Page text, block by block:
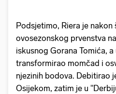
Podsjetimo, Riera je nakon
ovosezonskog prvenstva
iskusnog Gorana Tomića,
transformirao momčad i
njezinih bodova. Debitirao
Osijekom, zatim je u